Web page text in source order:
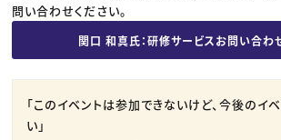
問い合わせください。
関口 和真氏：研修サービスお問い合わ
「このイベントは参加できないけど、今後のイ
い」